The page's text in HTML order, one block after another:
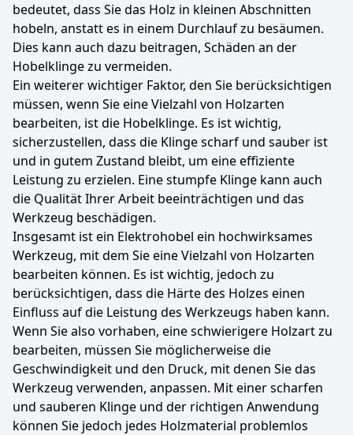
bedeutet, dass Sie das Holz in kleinen Abschnitten
hobeln, anstatt es in einem Durchlauf zu besäumen.
Dies kann auch dazu beitragen, Schäden an der
Hobelklinge zu vermeiden.
Ein weiterer wichtiger Faktor, den Sie berücksichtigen
müssen, wenn Sie eine Vielzahl von Holzarten
bearbeiten, ist die Hobelklinge. Es ist wichtig,
sicherzustellen, dass die Klinge scharf und sauber ist
und in gutem Zustand bleibt, um eine effiziente
Leistung zu erzielen. Eine stumpfe Klinge kann auch
die Qualität Ihrer Arbeit beeinträchtigen und das
Werkzeug beschädigen.
Insgesamt ist ein Elektrohobel ein hochwirksames
Werkzeug, mit dem Sie eine Vielzahl von Holzarten
bearbeiten können. Es ist wichtig, jedoch zu
berücksichtigen, dass die Härte des Holzes einen
Einfluss auf die Leistung des Werkzeugs haben kann.
Wenn Sie also vorhaben, eine schwierigere Holzart zu
bearbeiten, müssen Sie möglicherweise die
Geschwindigkeit und den Druck, mit denen Sie das
Werkzeug verwenden, anpassen. Mit einer scharfen
und sauberen Klinge und der richtigen Anwendung
können Sie jedoch jedes Holzmaterial problemlos